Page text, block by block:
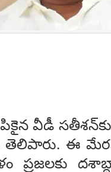
వీడీ
తెలిపారు. ఈ
ప్ర‌జ‌ల‌కు